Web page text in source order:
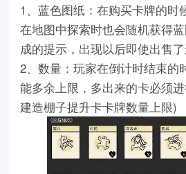
1、蓝色图纸：在购买卡牌的时
在地图中探索时也会随机获得
成的提示，出现以后即使出售了
2、数量：玩家在倒计时结束的
能多余上限，多出来的卡必须
建造棚子提升卡卡牌数量上限)